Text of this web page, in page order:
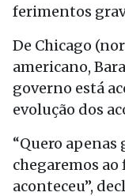
ferimentos
De Chicago
americano,
governo está
evolução dos
“Quero
chegaremos ao
aconteceu”,